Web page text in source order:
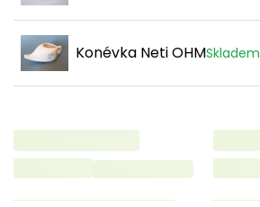
Konévka Neti OHMSkladem